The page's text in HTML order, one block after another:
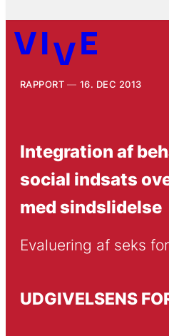
RAPPORT 16. DEC 2013
Integration af
social indsats
med sindslidelse
Evaluering af seks
UDGIVELSENS